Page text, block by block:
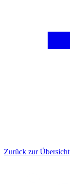
Zurück zur Übersicht